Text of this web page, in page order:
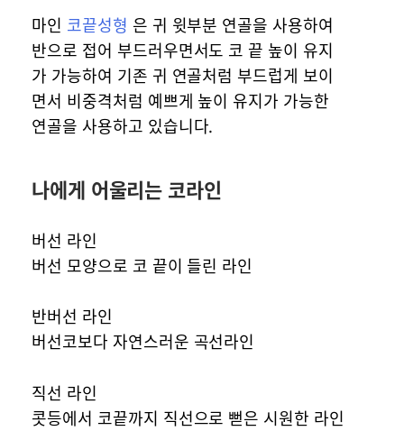
마인 코끝성형 은 귀 윗부분 연골을 사용하여
반으로 접어 부드러우면서도 코 끝 높이 유지
가 가능하여 기존 귀 연골처럼 부드럽게 보이
면서 비중격처럼 예쁘게 높이 유지가 가능한
연골을 사용하고 있습니다.
나에게 어울리는 코라인
버선 라인
버선 모양으로 코 끝이 들린 라인
반버선 라인
버선코보다 자연스러운 곡선라인
직선 라인
콧등에서 코끝까지 직선으로 뻗은 시원한 라인